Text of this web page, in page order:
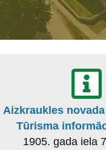
Aizkraukles
Tūrisma
1905. gada iela